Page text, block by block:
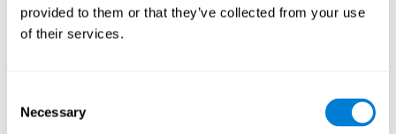
provided to them or that they’ve collected from your use
of their services.
Selection
Necessary
Normalmente, los productos de la competencia permiten al
usuario determinar el nivel de dificultad o las tareas que se
podrían ser más desafiantes, estos productos no son capaces de
ser tan eficaces o eficientes como los programas de estimulación